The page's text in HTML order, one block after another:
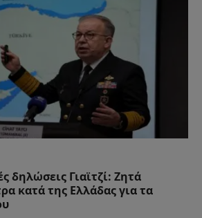
δηλώσεις Γιαϊτζί: Ζητά
κατά της Ελλάδας για τα